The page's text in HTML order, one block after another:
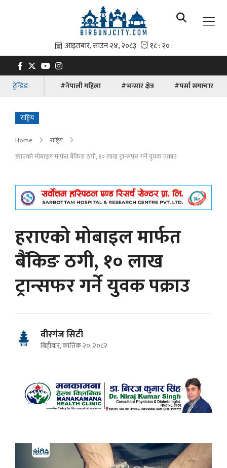
ट्रेन्डिङ #नेपाली महिला #भन्सार क्षेत्र #पर्सा समाचार
राष्ट्रिय
Home
राष्ट्रिय
हराएको मोबाइल मार्फत बैंकिङ ठगी, १० लाख ट्रान्सफर गर्ने युवक पक्राउ
हराएको मोबाइल मार्फत
बैंकिङ ठगी, १० लाख
ट्रान्सफर गर्ने युवक पक्राउ
वीरगंज सिटी
बिहीबार, कात्तिक २०, २०८२